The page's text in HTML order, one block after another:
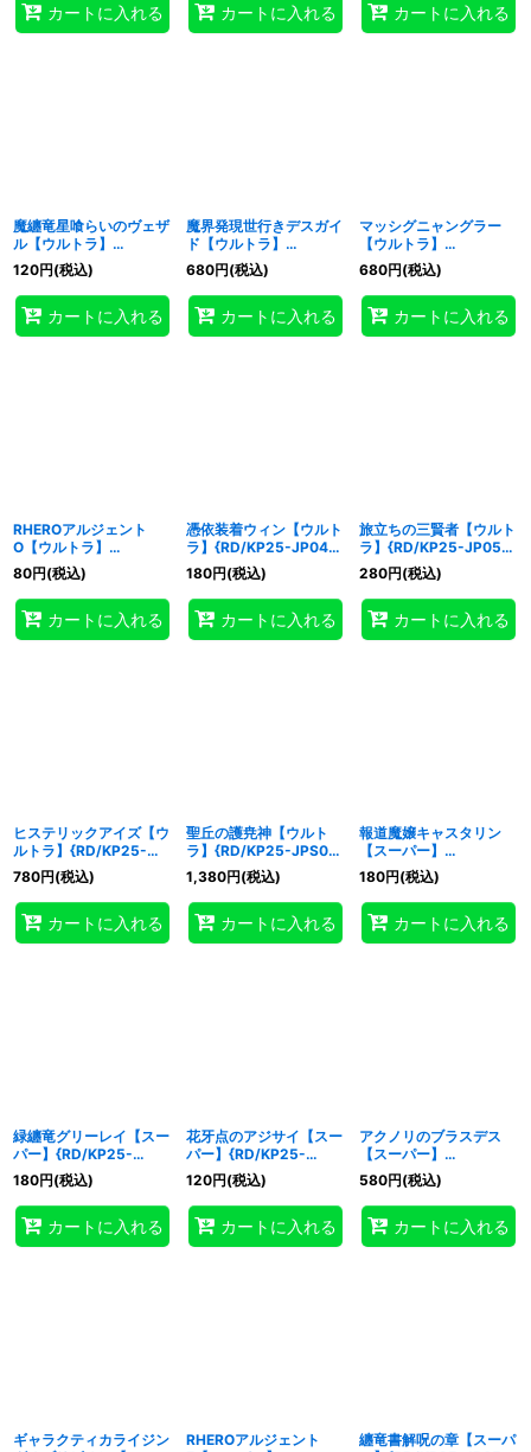
カートに入れる カートに入れる カートに入れる
魔纏竜星喰らいのヴェザ
ル【ウルトラ】
{RD/KP25-JP021}
《RDモンスター》
120円(税込)
カートに入れる
魔界発現世行きデスガイ
ド【ウルトラ】
{RD/KP25-JP030}
《RDモンスター》
680円(税込)
カートに入れる
マッシグニャングラー
【ウルトラ】
{RD/KP25-JP037}
《RDモンスター》
680円(税込)
カートに入れる
RHEROアルジェント
O【ウルトラ】
{RD/KP25-JP042}
《RDフュージョン》
80円(税込)
カートに入れる
憑依装着ウィン【ウルト
ラ】{RD/KP25-JP044}
《RDフュージョン》
180円(税込)
カートに入れる
旅立ちの三賢者【ウルト
ラ】{RD/KP25-JP058}
《RD魔法》
280円(税込)
カートに入れる
ヒステリックアイズ【ウ
ルトラ】{RD/KP25-
JP063}《RD罠》
780円(税込)
カートに入れる
聖丘の護尭神【ウルト
ラ】{RD/KP25-JPS00}
《RDモンスター》
1,380円(税込)
カートに入れる
報道魔嬢キャスタリン
【スーパー】
{RD/KP25-JP011}《RD
モンスター》
180円(税込)
カートに入れる
緑纏竜グリーレイ【スー
パー】{RD/KP25-
JP020}《RDモンスタ
ー》
180円(税込)
カートに入れる
花牙点のアジサイ【スー
パー】{RD/KP25-
JP029}《RDモンスタ
ー》
120円(税込)
カートに入れる
アクノリのブラスデス
【スーパー】
{RD/KP25-JP033}
《RDモンスター》
580円(税込)
カートに入れる
ギャラクティカライジン
RHEROアルジェント
纏竜書解呪の章【スーパ